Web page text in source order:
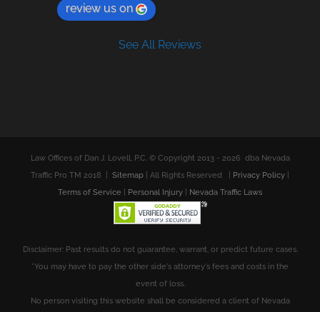
review us on
See All Reviews
Law Offices of Dan J. Lovell, P.C. © Copyright 2013 - 2026 dba Nevada
Traffic Pro TM 2018 | Sitemap | All Rights Reserved | Privacy Policy
Terms of Service
Personal Injury Nevada Traffic Laws
Disclaimer: Past results do not guarantee, warrant, or predict future cases.
*You may have to pay the other side's attorney's fees and costs in the
event of loss.
No person visiting this website shall be considered a client of Nevada